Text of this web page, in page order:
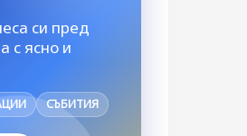
си пред
с ясно и
СЪБИТИЯ